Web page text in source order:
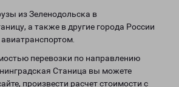
из Зеленодольска в
а также в другие города России
перевозки по направлению
Станица вы можете
произвести расчет стоимости с